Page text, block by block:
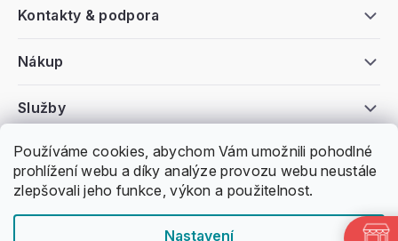
Používáme cookies, abychom Vám umožnili pohodlné
prohlížení webu a díky analýze provozu webu neustále
zlepšovali jeho funkce, výkon a použitelnost.
Nastavení
Všeobecné informace
Nákup
Kontakty & podpora
Služby